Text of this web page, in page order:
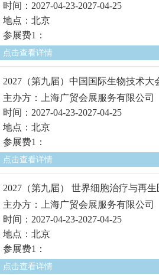
时间：2027-04-23-2027-04-25
地点：北京
参展费1：
点击查看详情
2027（第九届）中国国际生物技术大
主办方：上海广贸会展服务有限公司
时间：2027-04-23-2027-04-25
地点：北京
参展费1：
点击查看详情
2027（第九届） 世界细胞治疗与再
主办方：上海广贸会展服务有限公司
时间：2027-04-23-2027-04-25
地点：北京
参展费1：
点击查看详情